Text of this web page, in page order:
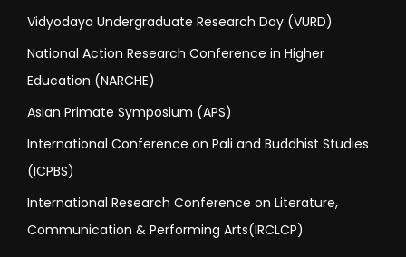
Vidyodaya Undergraduate Research Day (VURD)
National Action Research Conference in Higher
Education (NARCHE)
Asian Primate Symposium (APS)
International Conference on Pali and Buddhist Studies
(ICPBS)
International Research Conference on Literature,
Communication & Performing Arts(IRCLCP)